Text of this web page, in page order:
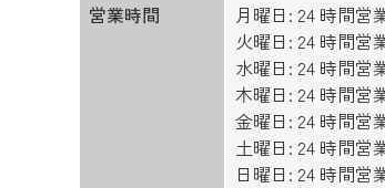
営業時間
月曜日: 24 時間営
火曜日: 24 時間営
水曜日: 24 時間営
木曜日: 24 時間営
金曜日: 24 時間営
土曜日: 24 時間営
日曜日: 24 時間営